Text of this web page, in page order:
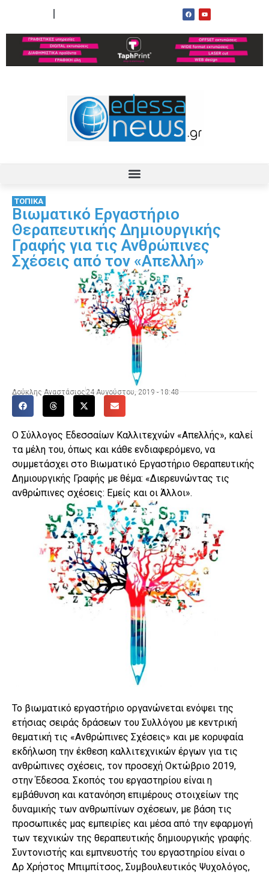
ΤΟΠΙΚΑ
Βιωματικό Εργαστήριο
Θεραπευτικής Δημιουργικής
Γραφής για τις Ανθρώπινες
Σχέσεις από τον «Απελλή»
Δούκλης Αναστάσιος 24 Αυγούστου, 2019 - 18:48
Ο Σύλλογος Εδεσσαίων Καλλιτεχνών «Απελλής», καλεί
τα μέλη του, όπως και κάθε ενδιαφερόμενο, να
συμμετάσχει στο Βιωματικό Εργαστήριο Θεραπευτικής
Δημιουργικής Γραφής με θέμα: «Διερευνώντας τις
ανθρώπινες σχέσεις: Εμείς και οι Άλλοι».
Το βιωματικό εργαστήριο οργανώνεται ενόψει της
ετήσιας σειράς δράσεων του Συλλόγου με κεντρική
θεματική τις «Ανθρώπινες Σχέσεις» και με κορυφαία
εκδήλωση την έκθεση καλλιτεχνικών έργων για τις
ανθρώπινες σχέσεις, τον προσεχή Οκτώβριο 2019,
στην Έδεσσα. Σκοπός του εργαστηρίου είναι η
εμβάθυνση και κατανόηση επιμέρους στοιχείων της
δυναμικής των ανθρωπίνων σχέσεων, με βάση τις
προσωπικές μας εμπειρίες και μέσα από την εφαρμογή
των τεχνικών της θεραπευτικής δημιουργικής γραφής.
Συντονιστής και εμπνευστής του εργαστηρίου είναι ο
Δρ Χρήστος Μπιμπίτσος, Συμβουλευτικός Ψυχολόγος,